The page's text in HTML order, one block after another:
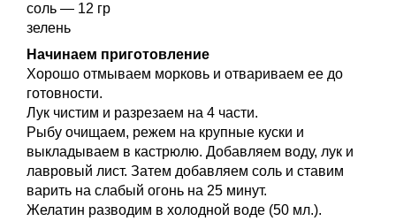
соль — 12 гр
зелень
Начинаем приготовление
Хорошо отмываем морковь и отвариваем ее до
готовности.
Лук чистим и разрезаем на 4 части.
Рыбу очищаем, режем на крупные куски и
выкладываем в кастрюлю. Добавляем воду, лук и
лавровый лист. Затем добавляем соль и ставим
варить на слабый огонь на 25 минут.
Желатин разводим в холодной воде (50 мл.).